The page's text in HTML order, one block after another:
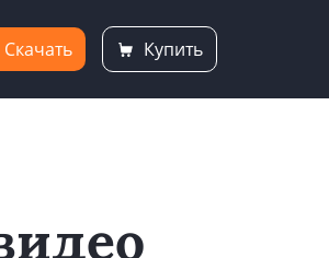
Скачать Купить